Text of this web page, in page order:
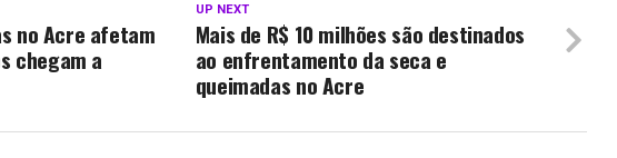
UP NEXT
Mais de R$ 10 milhões são destinados
ao enfrentamento da seca e
queimadas no Acre
no Acre afetam
chegam a